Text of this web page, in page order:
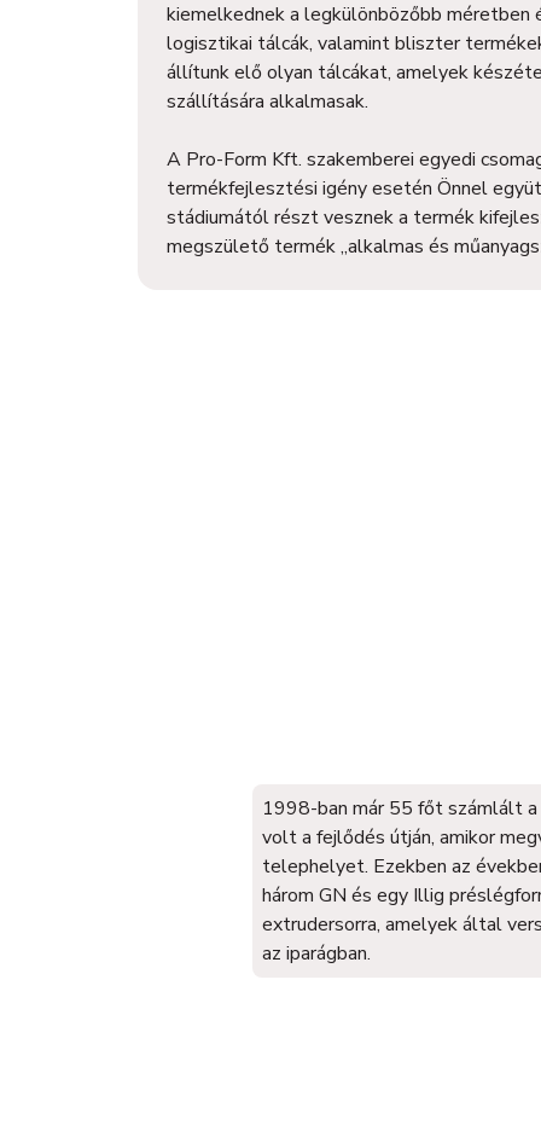
kiemelkednek a legkülönbözőbb
logisztikai tálcák, valamint bliszter
állítunk elő olyan tálcákat, amelyek
szállítására alkalmasak.
A Pro-Form Kft. szakemberei egyedi
termékfejlesztési igény esetén Önnel
stádiumától részt vesznek a termék
megszülető termék „alkalmas és
1998-ban már 55 főt számlált
volt a fejlődés útján, amikor
telephelyet. Ezekben az
három GN és egy Illig
extrudersorra, amelyek által
az iparágban.